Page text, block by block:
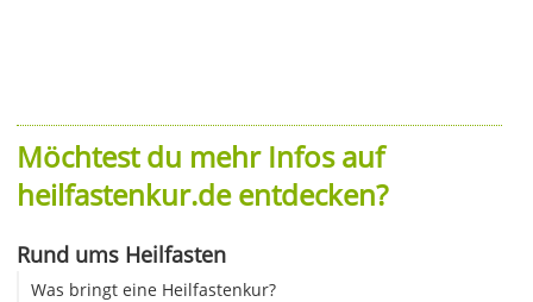
Möchtest du mehr Infos auf
heilfastenkur.de entdecken?
Rund ums Heilfasten
Was bringt eine Heilfastenkur?